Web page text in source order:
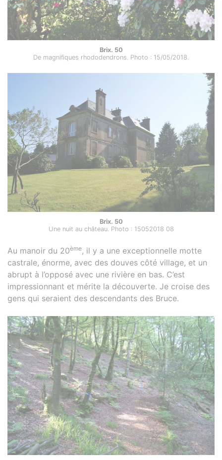
Brix. 50
De magnifiques rhododendrons. Photo : 15/05/2018.
Brix. 50
Une nuit au château. Photo : 15052018 08
Au manoir du 20ème, il y a une exceptionnelle motte
castrale, énorme, avec des douves côté village, et un
abrupt à l’opposé avec une rivière en bas. C’est
impressionnant et mérite la découverte. Je croise des
gens qui seraient des descendants des Bruce.